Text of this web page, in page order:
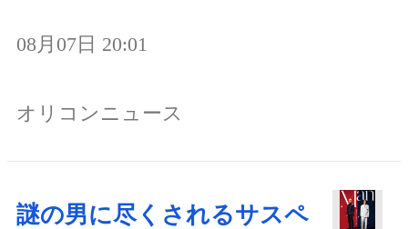
08月07日 20:01
オリコンニュース
謎の男に尽くされるサスペ